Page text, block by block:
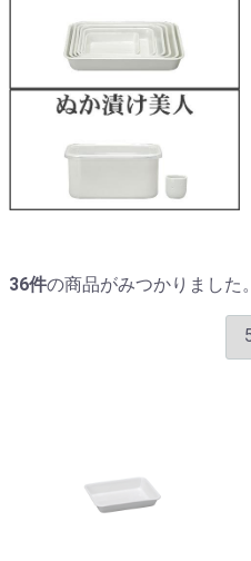
36件の商品がみつかりました。